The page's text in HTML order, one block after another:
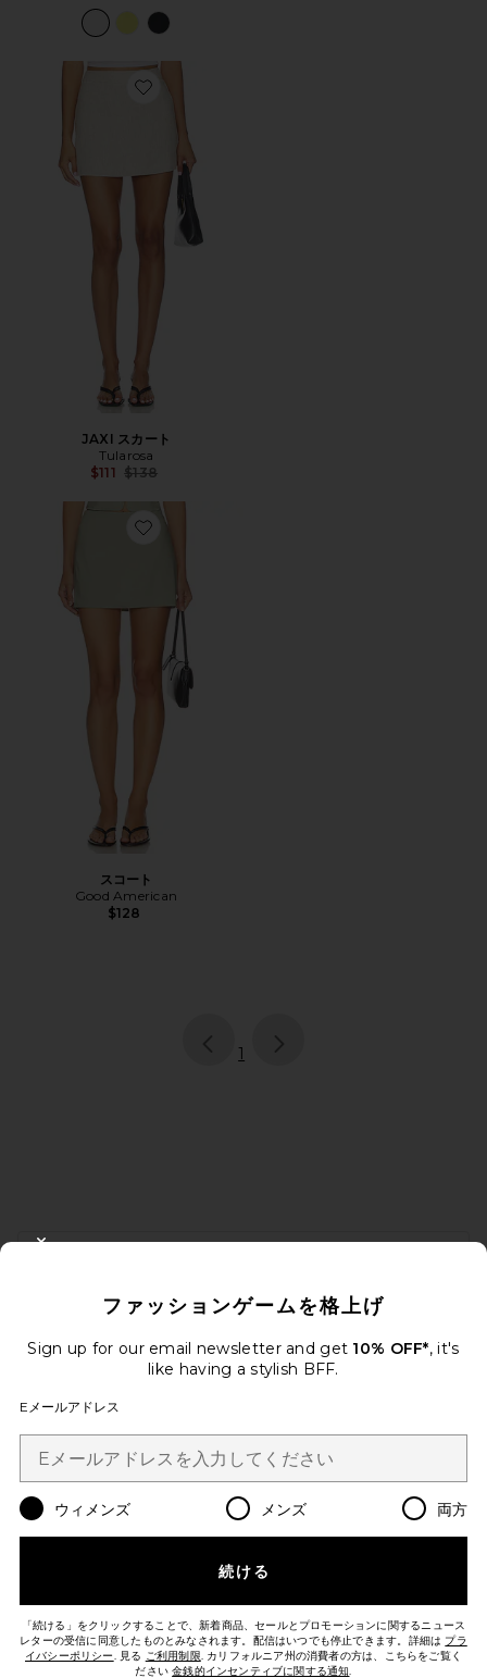
Favorite JAXI スカート
JAXI スカート
Tularosa
$111 Previous price:
$138
Favorite スコート
スコート
Good American
$128
page
1
FOOTER
メールを送信することにより、当社のニュースレターに登録。いつで
Email Address
Change Country Regions
ja USD
本日のお買い物に関する簡単なアンケートを実施しておりますLet's Go!
ファッションゲームを格上げ
Sign up for our email newsletter and get 10% OFF*, it's
like having a stylish BFF.
Eメールアドレス
ウィメンズ メンズ 両方
続ける
「続ける」をクリックすることで、新着商品、セールとプロモーションに関するニュース
レターの受信に同意したものとみなされます。配信はいつでも停止できます。詳細は プラ
イバシーポリシー. 見る ご利用制限. カリフォルニア州の消費者の方は、こちらをご覧く
ださい金銭的インセンティブに関する通知.